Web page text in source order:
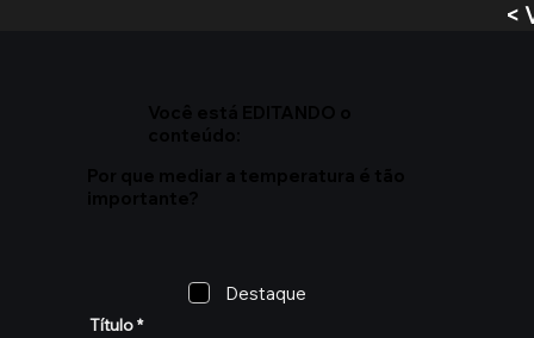
Destaque
Título
<